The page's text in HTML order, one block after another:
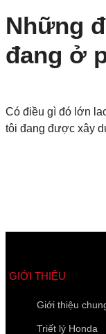
Những
đang ở
Có điều gì đó lớn
tôi đang được xây
GIỚI THIỆU
Giới thiệu
Triết lý Honda
Họ Tên*